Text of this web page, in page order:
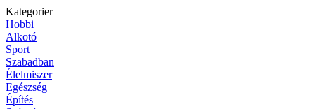
Kategorier
Hobbi
Alkotó
Sport
Szabadban
Élelmiszer
Egészség
Építés